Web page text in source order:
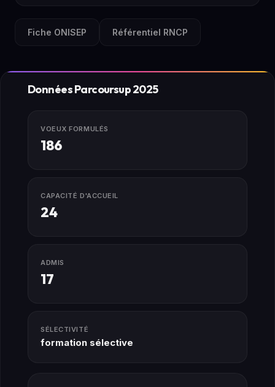
Fiche ONISEP Référentiel RNCP
Données Parcoursup 2025
VOEUX FORMULÉS
186
CAPACITÉ D'ACCUEIL
24
ADMIS
17
SÉLECTIVITÉ
formation sélective